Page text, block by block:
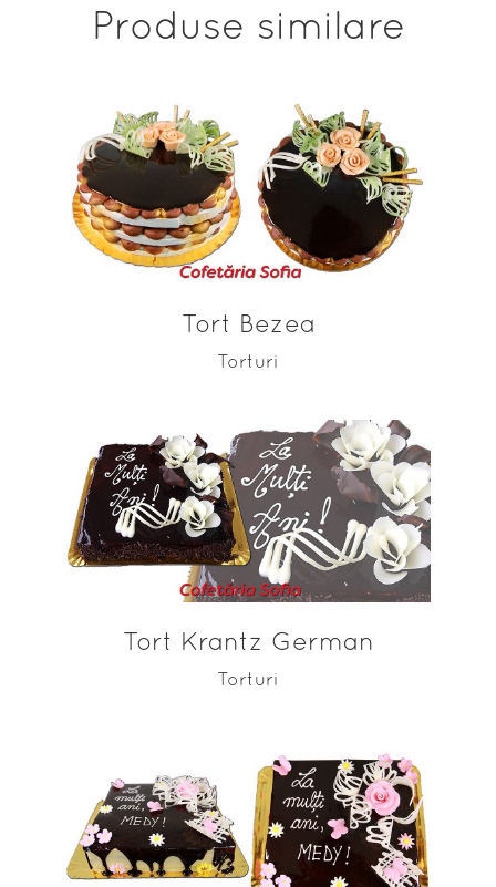
Produse similare
ADAUGĂ ÎN COȘ
Tort Bezea
Torturi
ADAUGĂ ÎN COȘ
Tort Krantz German
Torturi
ADAUGĂ ÎN COȘ